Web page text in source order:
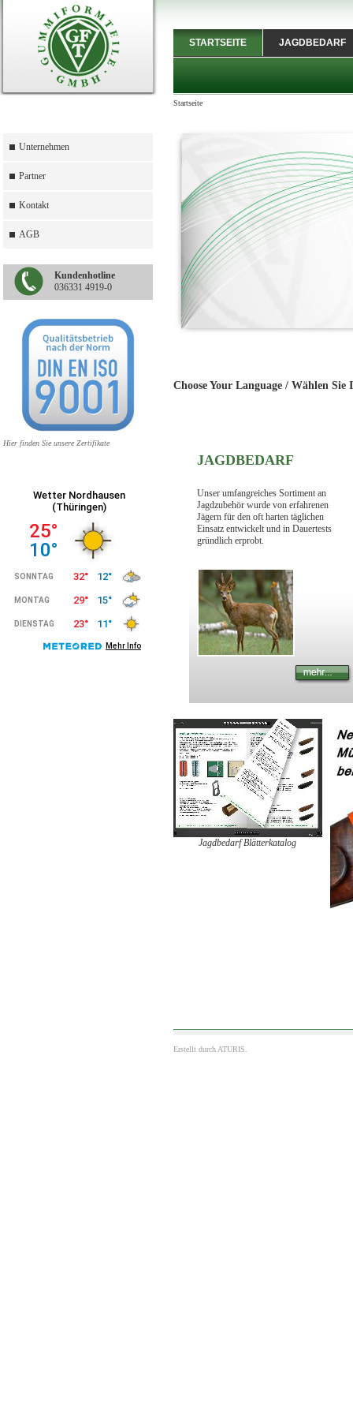
Unternehmen
Partner
Kontakt
AGB
Kundenhotline
036331 4919-0
Hier finden Sie unsere Zertifikate
STARTSEITE JAGDBEDARF
Startseite
Choose Your Language /
JAGDBEDARF
Unser umfangreiches Sortiment an
Jagdzubehör wurde von erfahrenen
Jägern für den oft harten täglichen
Einsatz entwickelt und in Dauertests
gründlich erprobt.
Jagdbedarf Blätterkatalog
Erstellt durch ATURIS.